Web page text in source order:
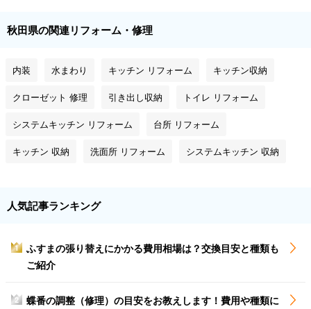
秋田県の関連リフォーム・修理
内装 水まわり キッチン リフォーム キッチン収納
クローゼット 修理 引き出し収納 トイレ リフォーム
システムキッチン リフォーム 台所 リフォーム
キッチン 収納 洗面所 リフォーム システムキッチン 収納
人気記事ランキング
1
ふすまの張り替えにかかる費用相場は？交換目安と種類も
ご紹介
2
蝶番の調整（修理）の目安をお教えします！費用や種類に